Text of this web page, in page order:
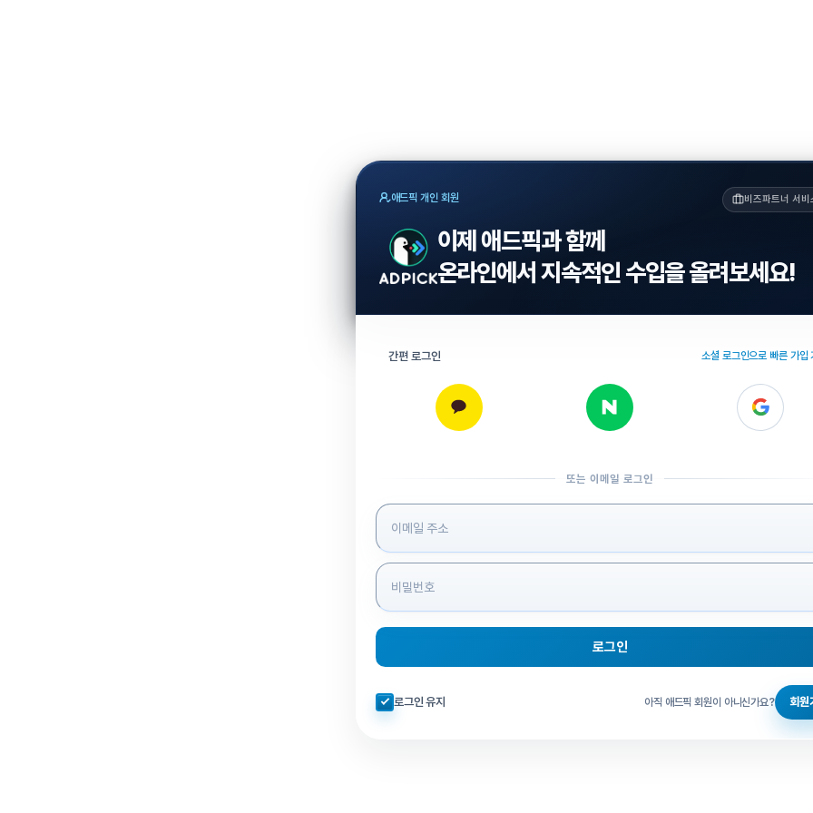
애드픽 개인 회원 비즈파트너 서비
이제 애드픽과 함께
온라인에서 지속적인 수입을 올려보세요!
간편 로그인 소셜 로그인으로 빠른 가입
또는 이메일 로그인
로그인 정보 입력
로그인
자동로그인 체크
로그인 유지 아직 애드픽 회원이 아니신가요? 회원